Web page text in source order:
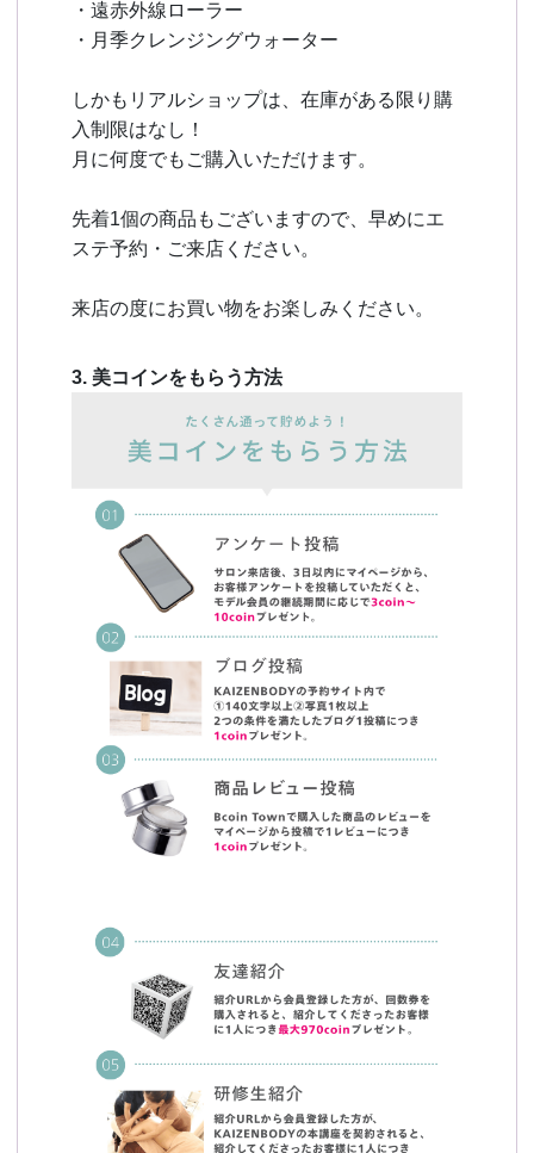
・遠赤外線ローラー
・月季クレンジングウォーター
しかもリアルショップは、在庫がある限り購
入制限はなし！
月に何度でもご購入いただけます。
先着1個の商品もございますので、早めにエ
ステ予約・ご来店ください。
来店の度にお買い物をお楽しみください。
3. 美コインをもらう方法